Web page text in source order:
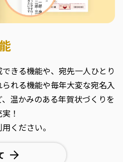
きる機能や、宛先一人ひとり
れる機能や毎年大変な宛名入
温かみのある年賀状づくりを
！
ください。